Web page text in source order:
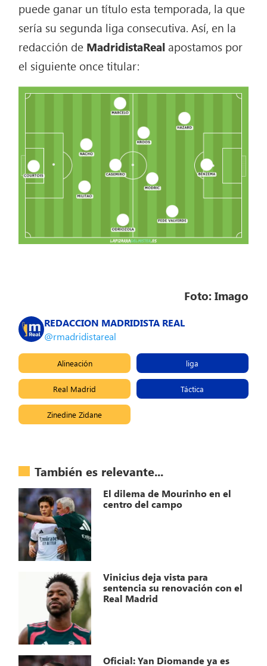
puede ganar un título esta temporada, la que
sería su segunda liga consecutiva. Así, en la
redacción de MadridistaRealapostamos por
el siguiente once titular:
Foto: Imago
REDACCION MADRIDISTA REAL
@rmadridistareal
Alineación liga
Real Madrid Táctica
Zinedine Zidane
También es relevante...
El dilema de Mourinho en el
centro del campo
Vinicius deja vista para
sentencia su renovación con el
Real Madrid
Oficial: Yan Diomande ya es